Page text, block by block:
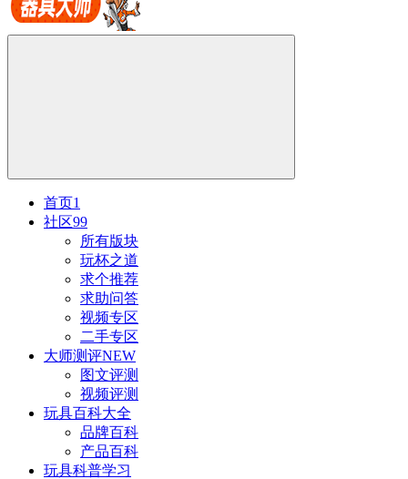
首页1
社区99
所有版块
玩杯之道
求个推荐
求助问答
视频专区
二手专区
大师测评NEW
图文评测
视频评测
玩具百科大全
品牌百科
产品百科
玩具科普学习